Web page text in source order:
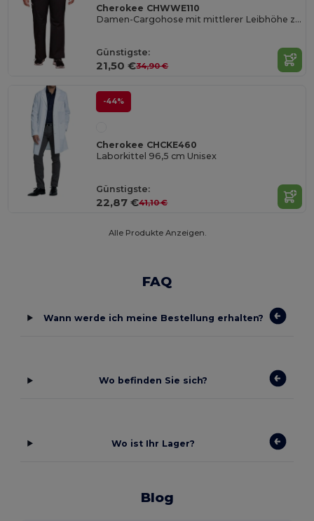
Cherokee CHWWE110
Damen-Cargohose mit mittlerer Leibhöhe zum Überziehen
Günstigste:
21,50 €34,90 €
-44%
Cherokee CHCKE460
Laborkittel 96,5 cm Unisex
Günstigste:
22,87 €41,10 €
Alle Produkte Anzeigen.
FAQ
Wann werde ich meine Bestellung erhalten?
Wo befinden Sie sich?
Wo ist Ihr Lager?
Blog